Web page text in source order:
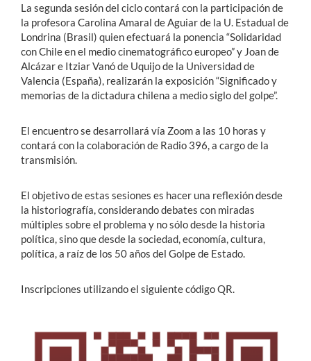
La segunda sesión del ciclo contará con la participación de
la profesora Carolina Amaral de Aguiar de la U. Estadual de
Londrina (Brasil) quien efectuará la ponencia “Solidaridad
con Chile en el medio cinematográfico europeo” y Joan de
Alcázar e Itziar Vanó de Uquijo de la Universidad de
Valencia (España), realizarán la exposición “Significado y
memorias de la dictadura chilena a medio siglo del golpe”.
El encuentro se desarrollará vía Zoom a las 10 horas y
contará con la colaboración de Radio 396, a cargo de la
transmisión.
El objetivo de estas sesiones es hacer una reflexión desde
la historiografía, considerando debates con miradas
múltiples sobre el problema y no sólo desde la historia
política, sino que desde la sociedad, economía, cultura,
política, a raíz de los 50 años del Golpe de Estado.
Inscripciones utilizando el siguiente código QR.